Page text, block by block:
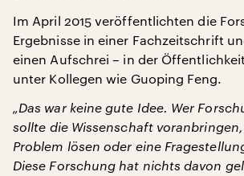
Im April 2015 veröffentlichten die
Ergebnisse in einer Fachzeitschrift
einen Aufschrei – in der
unter Kollegen wie Guoping Feng.
„Das war keine gute Idee. Wer
sollte die Wissenschaft
Problem lösen oder eine
Diese Forschung hat nichts davon